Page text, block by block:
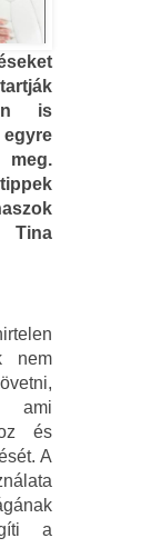
is
Tina
nem
ami
és
A
a